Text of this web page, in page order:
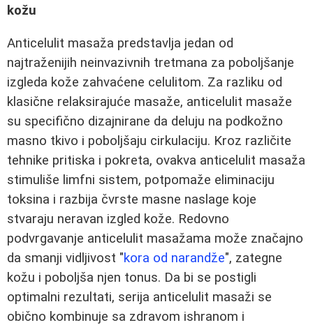
kožu
Anticelulit masaža predstavlja jedan od
najtraženijih neinvazivnih tretmana za poboljšanje
izgleda kože zahvaćene celulitom. Za razliku od
klasične relaksirajuće masaže, anticelulit masaže
su specifično dizajnirane da deluju na podkožno
masno tkivo i poboljšaju cirkulaciju. Kroz različite
tehnike pritiska i pokreta, ovakva anticelulit masaža
stimuliše limfni sistem, potpomaže eliminaciju
toksina i razbija čvrstе masne naslage koje
stvaraju neravan izgled kože. Redovno
podvrgavanje anticelulit masažama može značajno
da smanji vidljivost "kora od narandže", zategne
kožu i poboljša njen tonus. Da bi se postigli
optimalni rezultati, serija anticelulit masaži se
obično kombinuje sa zdravom ishranom i